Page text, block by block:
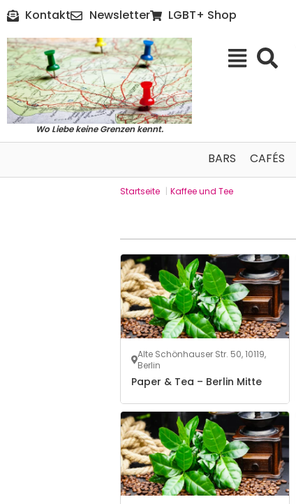
Kontakt Newsletter LGBT+ Shop
Wo Liebe keine Grenzen kennt.
BARS CAFÉS
Startseite | Kaffee und Tee
Alte Schönhauser Str. 50, 10119,
Berlin
Paper & Tea – Berlin Mitte